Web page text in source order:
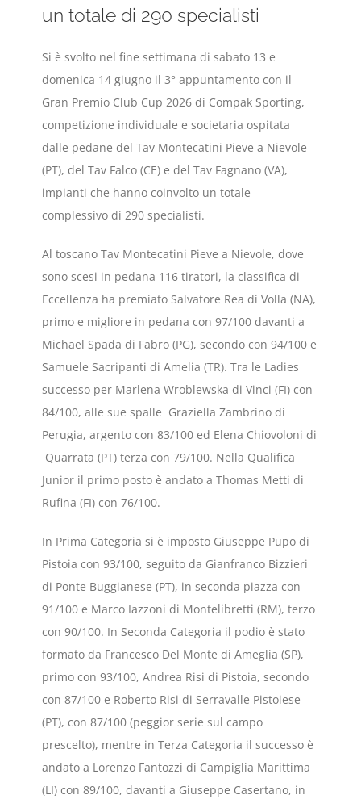
un totale di 290 specialisti
Si è svolto nel fine settimana di sabato 13 e
domenica 14 giugno il 3° appuntamento con il
Gran Premio Club Cup 2026 di Compak Sporting,
competizione individuale e societaria ospitata
dalle pedane del Tav Montecatini Pieve a Nievole
(PT), del Tav Falco (CE) e del Tav Fagnano (VA),
impianti che hanno coinvolto un totale
complessivo di 290 specialisti.
Al toscano Tav Montecatini Pieve a Nievole, dove
sono scesi in pedana 116 tiratori, la classifica di
Eccellenza ha premiato Salvatore Rea di Volla (NA),
primo e migliore in pedana con 97/100 davanti a
Michael Spada di Fabro (PG), secondo con 94/100 e
Samuele Sacripanti di Amelia (TR). Tra le Ladies
successo per Marlena Wroblewska di Vinci (FI) con
84/100, alle sue spalle Graziella Zambrino di
Perugia, argento con 83/100 ed Elena Chiovoloni di
Quarrata (PT) terza con 79/100. Nella Qualifica
Junior il primo posto è andato a Thomas Metti di
Rufina (FI) con 76/100.
In Prima Categoria si è imposto Giuseppe Pupo di
Pistoia con 93/100, seguito da Gianfranco Bizzieri
di Ponte Buggianese (PT), in seconda piazza con
91/100 e Marco Iazzoni di Montelibretti (RM), terzo
con 90/100. In Seconda Categoria il podio è stato
formato da Francesco Del Monte di Ameglia (SP),
primo con 93/100, Andrea Risi di Pistoia, secondo
con 87/100 e Roberto Risi di Serravalle Pistoiese
(PT), con 87/100 (peggior serie sul campo
prescelto), mentre in Terza Categoria il successo è
andato a Lorenzo Fantozzi di Campiglia Marittima
(LI) con 89/100, davanti a Giuseppe Casertano, in